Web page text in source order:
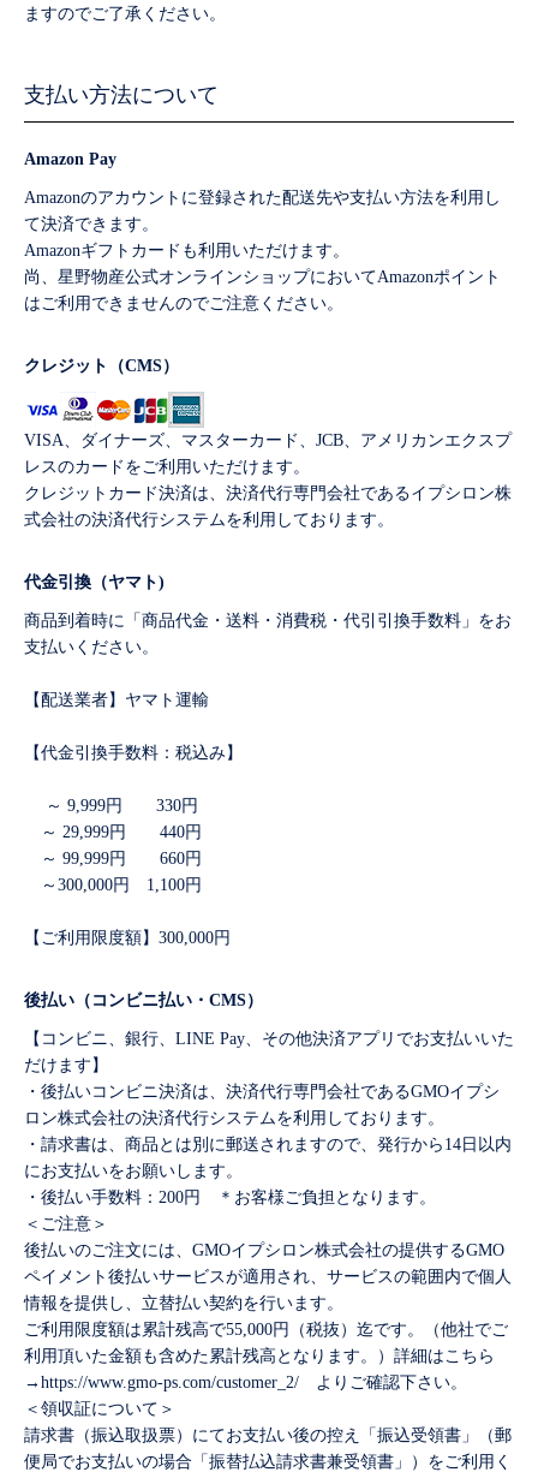
ますのでご了承ください。
支払い方法について
Amazon Pay
Amazonのアカウントに登録された配送先や支払い方法を利用し
て決済できます。
Amazonギフトカードも利用いただけます。
尚、星野物産公式オンラインショップにおいてAmazonポイント
はご利用できませんのでご注意ください。
クレジット（CMS）
VISA、ダイナーズ、マスターカード、JCB、アメリカンエクスプ
レスのカードをご利用いただけます。
クレジットカード決済は、決済代行専門会社であるイプシロン株
式会社の決済代行システムを利用しております。
代金引換（ヤマト)
商品到着時に「商品代金・送料・消費税・代引引換手数料」をお
支払いください。
【配送業者】ヤマト運輸
【代金引換手数料：税込み】
～ 9,999円 330円
～ 29,999円 440円
～ 99,999円 660円
～300,000円 1,100円
【ご利用限度額】300,000円
後払い（コンビニ払い・CMS）
【コンビニ、銀行、LINE Pay、その他決済アプリでお支払いいた
だけます】
・後払いコンビニ決済は、決済代行専門会社であるGMOイプシ
ロン株式会社の決済代行システムを利用しております。
・請求書は、商品とは別に郵送されますので、発行から14日以内
にお支払いをお願いします。
・後払い手数料：200円 ＊お客様ご負担となります。
＜ご注意＞
後払いのご注文には、GMOイプシロン株式会社の提供するGMO
ペイメント後払いサービスが適用され、サービスの範囲内で個人
情報を提供し、立替払い契約を行います。
ご利用限度額は累計残高で55,000円（税抜）迄です。（他社でご
利用頂いた金額も含めた累計残高となります。）詳細はこちら
→https://www.gmo-ps.com/customer_2/ よりご確認下さい。
＜領収証について＞
請求書（振込取扱票）にてお支払い後の控え「振込受領書」（郵
便局でお支払いの場合「振替払込請求書兼受領書」）をご利用く